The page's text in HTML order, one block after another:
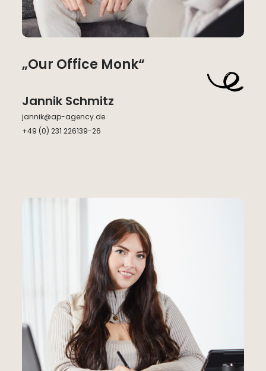
„Our Office Monk“
Jannik Schmitz
jannik@ap-agency.de
+49 (0) 231 226139-26